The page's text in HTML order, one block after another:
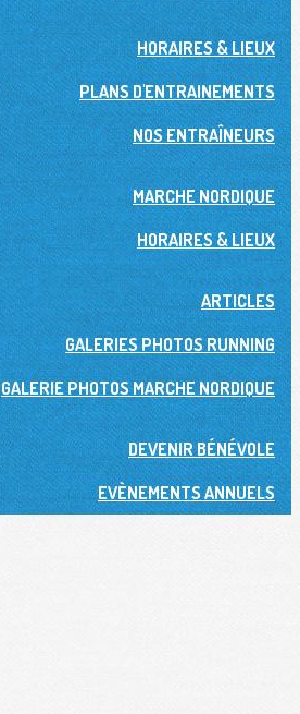
HORAIRES & LIEUX
PLANS D'ENTRAINEMENTS
NOS ENTRAÎNEURS
MARCHE NORDIQUE
HORAIRES & LIEUX
ARTICLES
GALERIES PHOTOS RUNNING
GALERIE PHOTOS MARCHE NORDIQUE
DEVENIR BÉNÉVOLE
EVÈNEMENTS ANNUELS